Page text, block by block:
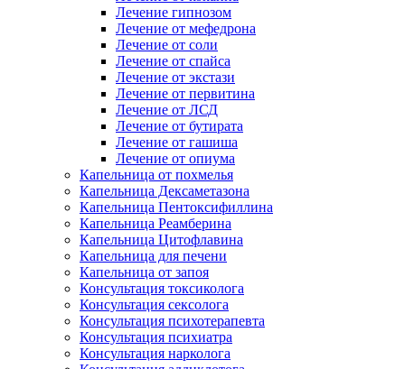
Лечение гипнозом
Лечение от мефедрона
Лечение от соли
Лечение от спайса
Лечение от экстази
Лечение от первитина
Лечение от ЛСД
Лечение от бутирата
Лечение от гашиша
Лечение от опиума
Капельница от похмелья
Капельница Дексаметазона
Капельница Пентоксифиллина
Капельница Реамберина
Капельница Цитофлавина
Капельница для печени
Капельница от запоя
Консультация токсиколога
Консультация сексолога
Консультация психотерапевта
Консультация психиатра
Консультация нарколога